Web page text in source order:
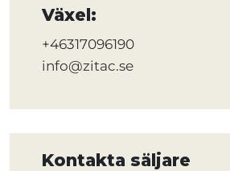
Växel:
+46317096190
info@zitac.se
Kontakta säljare